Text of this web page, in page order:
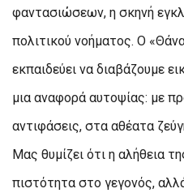
φαντασιώσεων, η σκηνή
πολιτικού νοήματος. Ο
εκπαιδεύει να διαβάζουμε
μια αναφορά αυτοψίας: με
αντιφάσεις, στα αθέατα
Μας θυμίζει ότι η αλήθεια
πιστότητα στο γεγονός,